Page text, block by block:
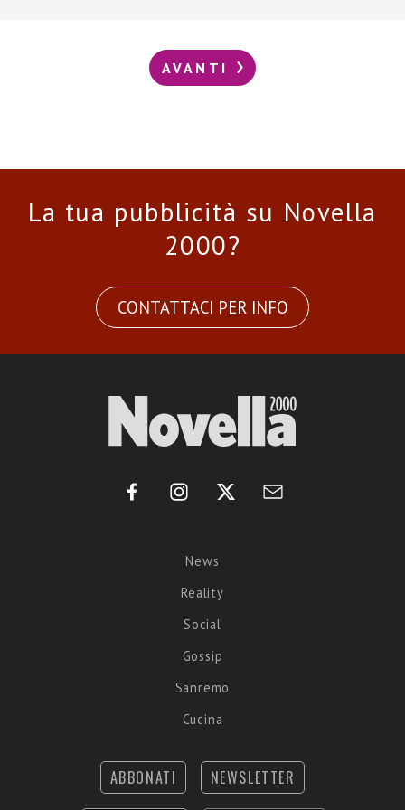
AVANTI
La tua pubblicità su Novella
2000?
CONTATTACI PER INFO
News
Reality
Social
Gossip
Sanremo
Cucina
ABBONATI NEWSLETTER